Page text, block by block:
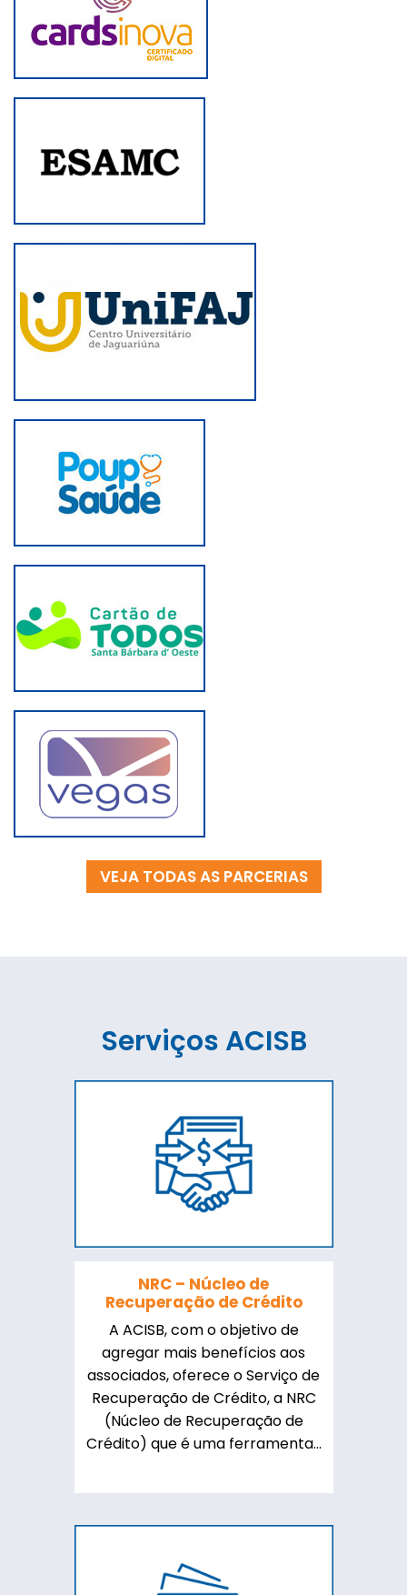
VEJA TODAS AS PARCERIAS
Serviços ACISB
NRC – Núcleo de
Recuperação de Crédito
A ACISB, com o objetivo de
agregar mais benefícios aos
associados, oferece o Serviço de
Recuperação de Crédito, a NRC
(Núcleo de Recuperação de
Crédito) que é uma ferramenta...